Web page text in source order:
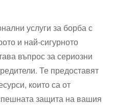
услуги за борба с
и най-сигурното
въпрос за сериозни
Те предоставят
които са от
защита на вашия